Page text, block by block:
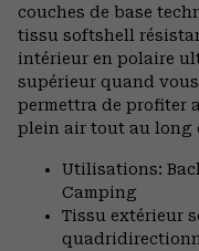
couches de base
tissu softshell
intérieur en polaire
supérieur quand
permettra de profiter
plein air tout au long
Utilisations:
Camping
Tissu extérieur